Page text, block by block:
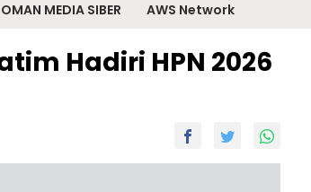
MEDIA SIBER AWS Network
Hadiri HPN 2026